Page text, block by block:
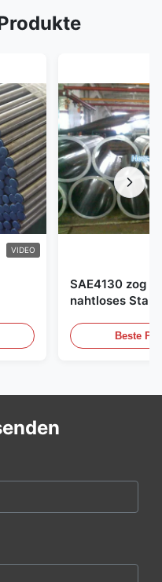
VIDEO
SAE4130 zog
nahtloses
Beste